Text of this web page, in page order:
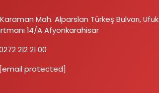
Karaman Mah. Alparslan Türkeş Bulvarı, Ufuk
14/A Afyonkarahisar
212 21 00
[email protected]